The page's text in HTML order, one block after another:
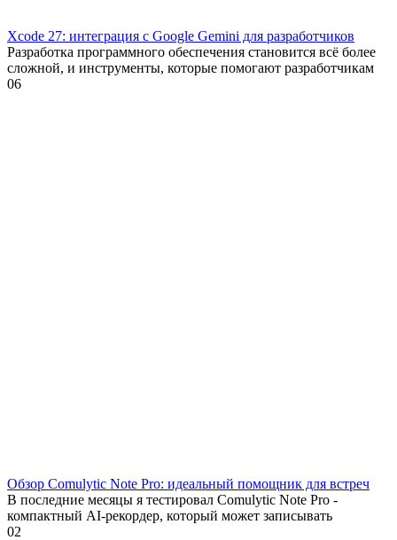
Xcode 27: интеграция с Google Gemini для разработчиков
Разработка программного обеспечения становится всё более
сложной, и инструменты, которые помогают разработчикам
06
Обзор Comulytic Note Pro: идеальный помощник для встреч
В последние месяцы я тестировал Comulytic Note Pro -
компактный AI-рекордер, который может записывать
02